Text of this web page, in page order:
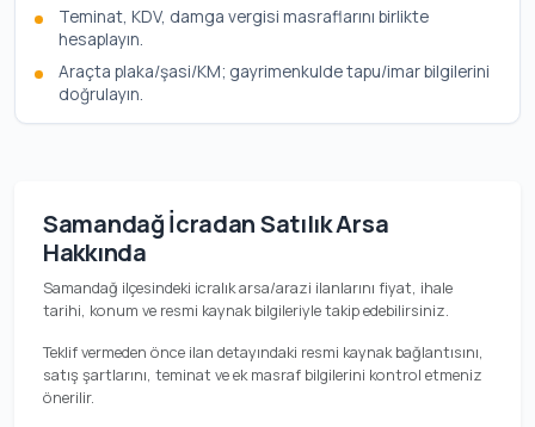
Teminat, KDV, damga vergisi masraflarını birlikte
hesaplayın.
Araçta plaka/şasi/KM; gayrimenkulde tapu/imar bilgilerini
doğrulayın.
Samandağ İcradan Satılık Arsa
Hakkında
Samandağ ilçesindeki icralık arsa/arazi ilanlarını fiyat, ihale
tarihi, konum ve resmi kaynak bilgileriyle takip edebilirsiniz.
Teklif vermeden önce ilan detayındaki resmi kaynak bağlantısını,
satış şartlarını, teminat ve ek masraf bilgilerini kontrol etmeniz
önerilir.